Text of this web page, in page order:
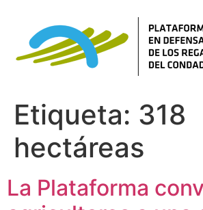
Etiqueta: 318
hectáreas
La Plataforma